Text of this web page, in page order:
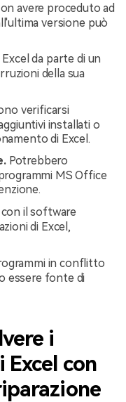
avere proceduto ad
versione può
Excel da parte di un
della sua
verificarsi
installati o
di Excel.
Potrebbero
MS Office
il software
di Excel,
in conflitto
essere fonte di
i
con